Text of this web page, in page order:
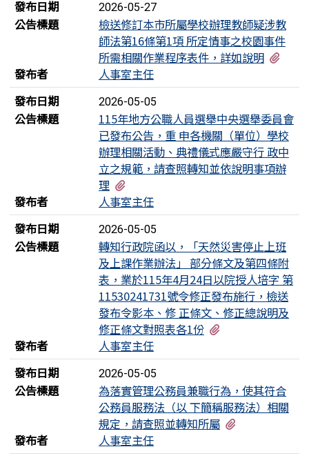
發布日期
2026-05-27
公告標題
檢送修訂本市所屬學校辦理教師疑涉教
師法第16條第1項 所定情事之校園事件
所需相關作業程序表件，詳如說明
發布者
人事室主任
發布日期
2026-05-05
公告標題
115年地方公職人員選舉中央選舉委員會
已發布公告，重 申各機關（單位）學校
辦理相關活動、典禮儀式應嚴守行 政中
立之規範，請查照轉知並依說明事項辦
理
發布者
人事室主任
發布日期
2026-05-05
公告標題
轉知行政院函以，「天然災害停止上班
及上課作業辦法」 部分條文及第四條附
表，業於115年4月24日以院授人培字 第
11530241731號令修正發布施行，檢送
發布令影本、修 正條文、修正總說明及
修正條文對照表各1份
發布者
人事室主任
發布日期
2026-05-05
公告標題
為落實管理公務員兼職行為，使其符合
公務員服務法（以 下簡稱服務法）相關
規定，請查照並轉知所屬
發布者
人事室主任